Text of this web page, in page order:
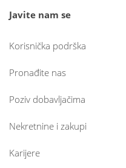
Javite nam se
Korisnička podrška
Pronađite nas
Poziv dobavljačima
Nekretnine i zakupi
Karijere